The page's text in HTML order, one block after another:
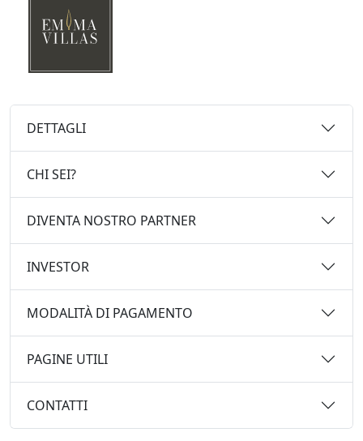
DETTAGLI
CHI SEI?
DIVENTA NOSTRO PARTNER
INVESTOR
MODALITÀ DI PAGAMENTO
PAGINE UTILI
CONTATTI